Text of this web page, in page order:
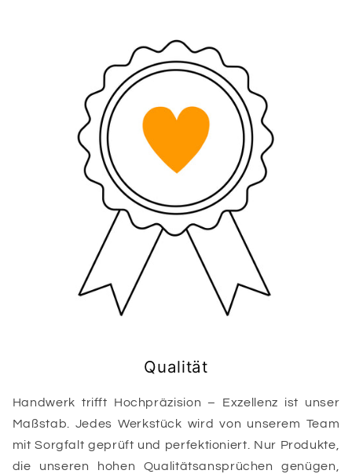
Qualität
Handwerk trifft Hochpräzision – Exzellenz ist unser
Maßstab. Jedes Werkstück wird von unserem Team
mit Sorgfalt geprüft und perfektioniert. Nur Produkte,
die unseren hohen Qualitätsansprüchen genügen,